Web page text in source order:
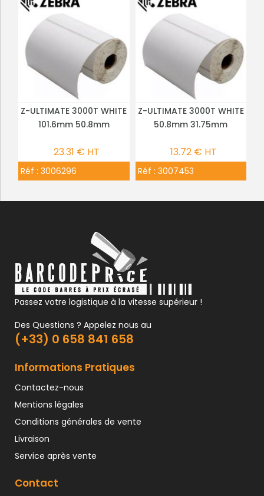
PLUS DE DÉTAILS
Z-ULTIMATE 3000T WHITE
101.6mm 50.8mm
23.31 € HT
Réf : 3006296
PLUS DE DÉTAILS
Z-ULTIMATE 3000T WHITE
50.8mm 31.75mm
13.72 € HT
Réf : 3007453
Passez votre logistique à la vitesse supérieur !
Des Questions ? Appelez nous au
(+33) 0 658 841 658
Informations Pratiques
Contactez-nous
Mentions légales
Conditions générales de vente
Livraison
Service après vente
Contact